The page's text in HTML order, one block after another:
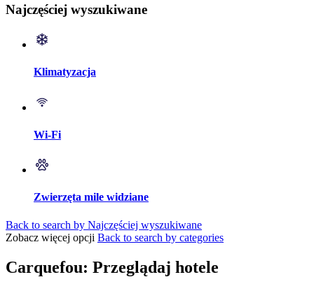
Najczęściej wyszukiwane
Klimatyzacja
Wi-Fi
Zwierzęta mile widziane
Back to search by Najczęściej wyszukiwane
Zobacz więcej opcji Back to search by categories
Carquefou: Przeglądaj hotele